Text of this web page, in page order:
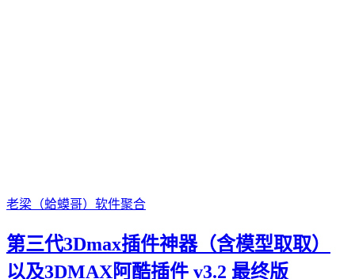
老梁（蛤蟆哥） 软件聚合
第三代3Dmax插件神器（含模型取取）
以及3DMAX阿酷插件 v3.2 最终版